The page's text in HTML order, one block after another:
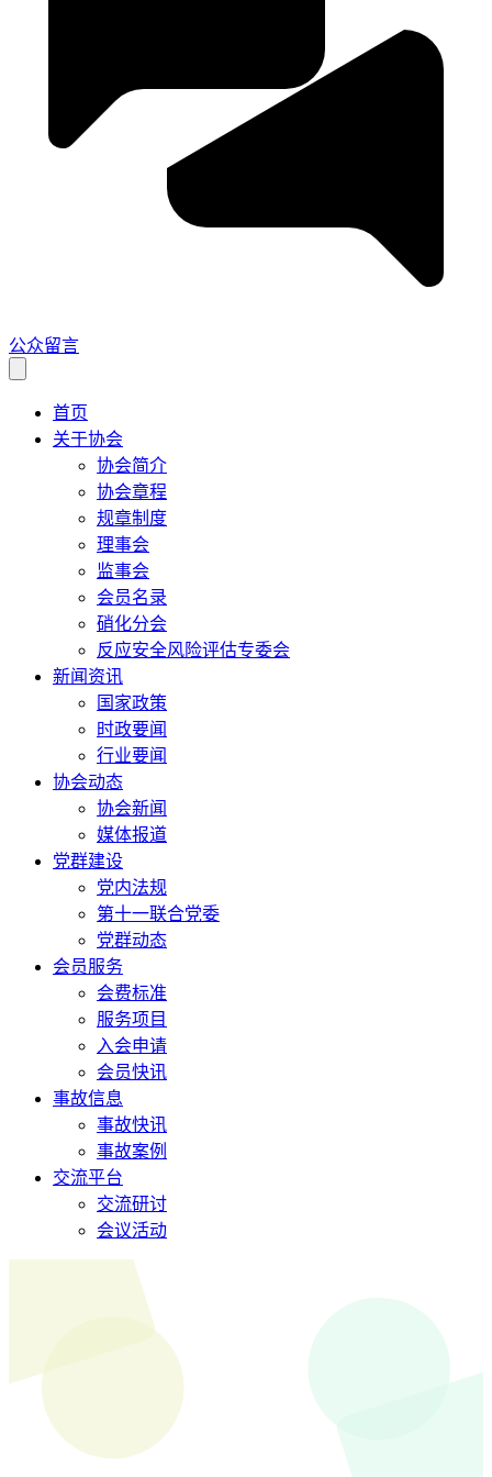
公众留言
首页
关于协会
协会简介
协会章程
规章制度
理事会
监事会
会员名录
硝化分会
反应安全风险评估专委会
新闻资讯
国家政策
时政要闻
行业要闻
协会动态
协会新闻
媒体报道
党群建设
党内法规
第十一联合党委
党群动态
会员服务
会费标准
服务项目
入会申请
会员快讯
事故信息
事故快讯
事故案例
交流平台
交流研讨
会议活动